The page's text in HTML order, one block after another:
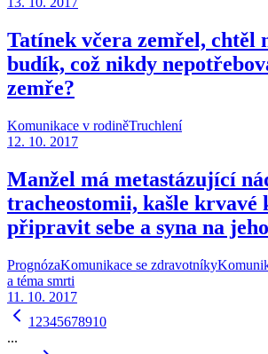
Tatínek včera zemřel, chtěl
budík, což nikdy
zemře?
Komunikace v rodiněTruchlení
12. 10. 2017
Manžel má metastázující
tracheostomii, kašle krvavé
připravit sebe a syna na
PrognózaKomunikace se zdravotníky
a téma smrti
11. 10. 2017
1 2345678910
...